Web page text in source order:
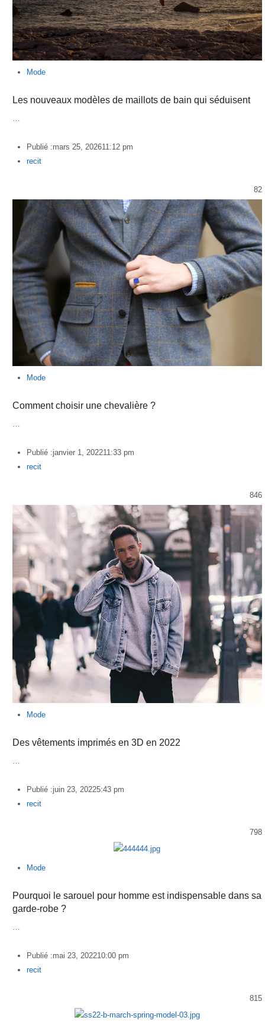
Mode
Les nouveaux modèles de maillots de bain qui séduisent
Publié :mars 25, 202611:12 pm
Author
recit
82
Mode
Comment choisir une chevalière ?
…
Publié :janvier 1, 202211:33 pm
Author
recit
846
Mode
Des vêtements imprimés en 3D en 2022
…
Publié :juin 23, 20225:43 pm
Author
recit
798
Mode
Pourquoi le sarouel pour homme est indispensable dans sa
garde-robe ?
…
Publié :mai 23, 202210:00 pm
Author
recit
815